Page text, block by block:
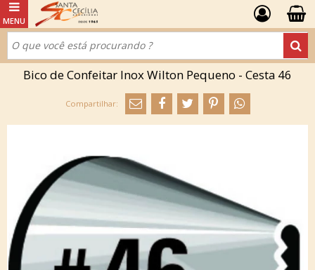
Bico de Confeitar Inox Wilton Pequeno - Cesta 46